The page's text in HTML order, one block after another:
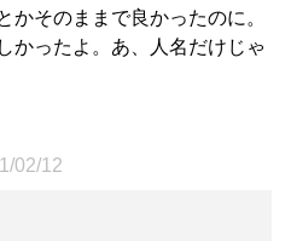
かそのままで良かったのに。
かったよ。あ、人名だけじゃ
02/12